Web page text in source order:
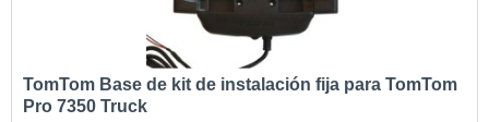
TomTom Base de kit de instalación fija para TomTom
Pro 7350 Truck